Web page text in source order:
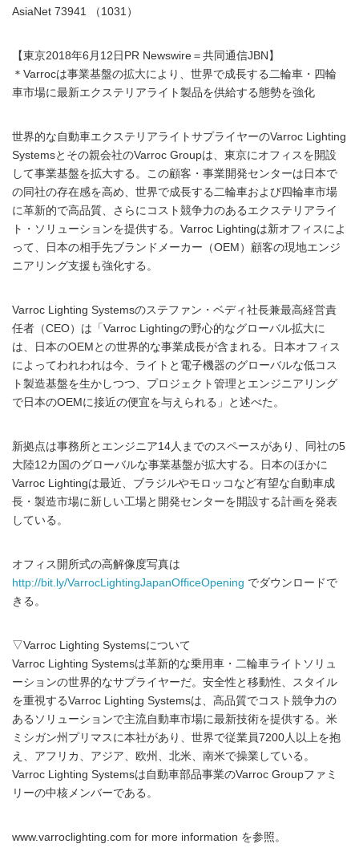
AsiaNet 73941 （1031）
【東京2018年6月12日PR Newswire＝共同通信JBN】
＊Varrocは事業基盤の拡大により、世界で成長する二輪車・四輪
車市場に最新エクステリアライト製品を供給する態勢を強化
世界的な自動車エクステリアライトサプライヤーのVarroc Lighting
Systemsとその親会社のVarroc Groupは、東京にオフィスを開設
して事業基盤を拡大する。この顧客・事業開発センターは日本で
の同社の存在感を高め、世界で成長する二輪車および四輪車市場
に革新的で高品質、さらにコスト競争力のあるエクステリアライ
ト・ソリューションを提供する。Varroc Lightingは新オフィスによ
って、日本の相手先ブランドメーカー（OEM）顧客の現地エンジ
ニアリング支援も強化する。
Varroc Lighting Systemsのステファン・ベディ社長兼最高経営責
任者（CEO）は「Varroc Lightingの野心的なグローバル拡大に
は、日本のOEMとの世界的な事業成長が含まれる。日本オフィス
によってわれわれは今、ライトと電子機器のグローバルな低コス
ト製造基盤を生かしつつ、プロジェクト管理とエンジニアリング
で日本のOEMに接近の便宜を与えられる」と述べた。
新拠点は事務所とエンジニア14人までのスペースがあり、同社の5
大陸12カ国のグローバルな事業基盤が拡大する。日本のほかに
Varroc Lightingは最近、ブラジルやモロッコなど有望な自動車成
長・製造市場に新しい工場と開発センターを開設する計画を発表
している。
オフィス開所式の高解像度写真は
http://bit.ly/VarrocLightingJapanOfficeOpening でダウンロードで
きる。
▽Varroc Lighting Systemsについて
Varroc Lighting Systemsは革新的な乗用車・二輪車ライトソリュ
ーションの世界的なサプライヤーだ。安全性と移動性、スタイル
を重視するVarroc Lighting Systemsは、高品質でコスト競争力の
あるソリューションで主流自動車市場に最新技術を提供する。米
ミシガン州プリマスに本社があり、世界で従業員7200人以上を抱
え、アフリカ、アジア、欧州、北米、南米で操業している。
Varroc Lighting Systemsは自動車部品事業のVarroc Groupファミ
リーの中核メンバーである。
www.varroclighting.com for more information を参照。